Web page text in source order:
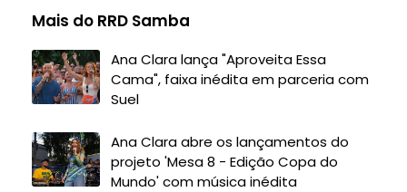
Mais do RRD Samba
Ana Clara lança "Aproveita Essa
Cama", faixa inédita em parceria com
Suel
Ana Clara abre os lançamentos do
projeto 'Mesa 8 - Edição Copa do
Mundo' com música inédita